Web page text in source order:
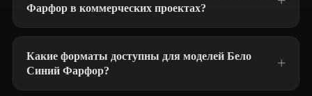
Фарфор в коммерческих проектах?
Какие форматы доступны для моделей Бело
Синий Фарфор?